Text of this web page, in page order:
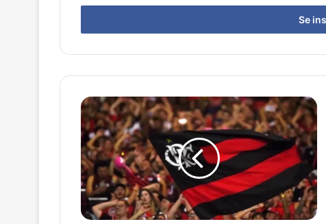
s
r
s
u
e
n
d
e
r
e
ç
F
l
a
m
e
n
g
o
d